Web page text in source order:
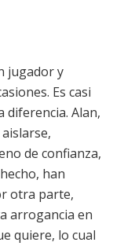
jugador y
Es casi
diferencia. Alan,
de confianza,
han
otra parte,
arrogancia en
quiere, lo cual